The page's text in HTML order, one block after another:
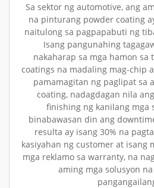
Sa sektor ng automotive, ang
na pinturang powder coating
naitulong sa pagpapabuti ng
Isang pangunahing
nakaharap sa mga hamon
coatings na madaling mag-chip
pamamagitan ng paglipat sa
coating, nadagdagan nila
finishing ng kanilang mga
binabawasan din ang
resulta ay isang 30% na
kasiyahan ng customer at isang
mga reklamo sa warranty, na
aming mga solusyon